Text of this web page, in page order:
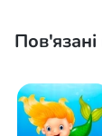
Пов'язані